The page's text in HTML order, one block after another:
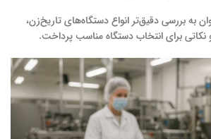
بررسی دقیق‌تر انواع دستگاه‌های تاریخ‌زن،
نکاتی برای انتخاب دستگاه مناسب پرداخت.